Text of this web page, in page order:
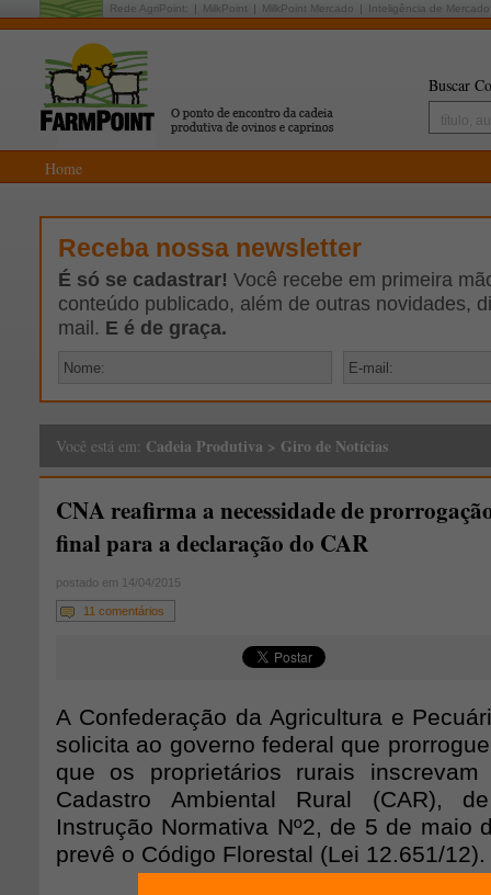
Rede AgriPoint: MilkPoint MilkPoint Mercado Inteligência de Mercado
Buscar
Home
Receba nossa newsletter
É só se cadastrar! Você recebe em primeira
conteúdo publicado, além de outras novidades,
mail. E é de graça.
Você está em: Cadeia Produtiva > Giro de Notícias
CNA reafirma a necessidade de
final para a declaração do CAR
postado em 14/04/2015
11 comentários
A Confederação da Agricultura e
solicita ao governo federal que
que os proprietários rurais
Cadastro Ambiental Rural (CAR),
Instrução Normativa Nº2, de 5 de maio
prevê o Código Florestal (Lei 12.651/12).